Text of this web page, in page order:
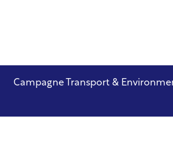
Campagne Transport &